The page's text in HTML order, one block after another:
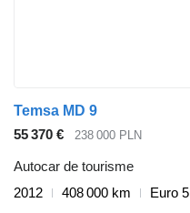
Temsa MD 9
55 370 €
238 000 PLN
Autocar de tourisme
2012
408 000 km
Euro 5